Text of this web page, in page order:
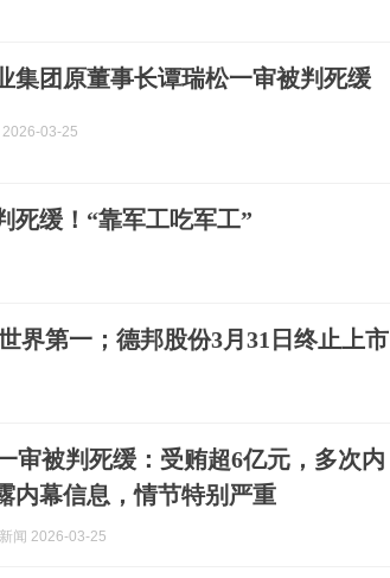
集团原董事长谭瑞松一审被判死缓
03-25
死缓！“靠军工吃军工”
界第一；德邦股份3月31日终止上市
审被判死缓：受贿超6亿元，多次内
内幕信息，情节特别严重
闻 2026-03-25